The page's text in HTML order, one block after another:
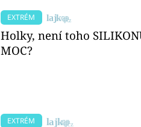
EXTRÉM
Holky, není toho
MOC?
EXTRÉM